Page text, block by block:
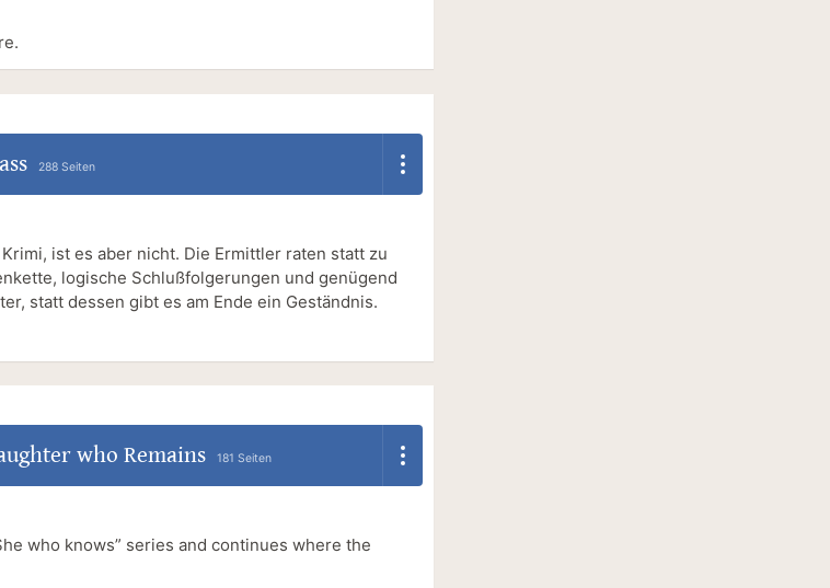
288 Seiten
ist es aber nicht. Die Ermittler raten statt zu
logische Schlußfolgerungen und genügend
statt dessen gibt es am Ende ein Geständnis.
who Remains 181 Seiten
who knows” series and continues where the